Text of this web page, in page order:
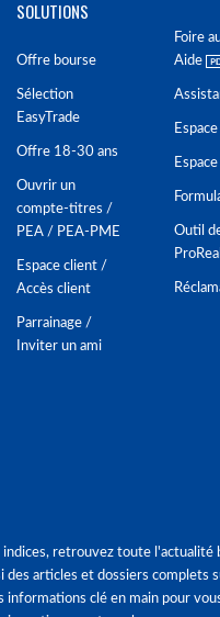
SOLUTIONS
Offre bourse
Sélection
EasyTrade
Offre 18-30 ans
Ouvrir un
compte-titres /
PEA / PEA-PME
Espace client /
Accès client
Parrainage /
Inviter un ami
Foire
Aide
Outil
indices, retrouvez toute l'actualité
des articles et dossiers complets
informations clé en main pour